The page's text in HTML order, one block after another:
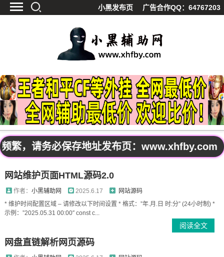
小黑发布页 广告合作QQ：64767203
精品软件
源码分享
资源宝库
影视解析
站内公告
，请务必保存地址发布页：www.xhfby.com 以
网站维护页面HTML源码2.0
作者： 小黑辅助网 2025.6.17
网站源码
* 维护时间配置区域 – 请修改以下时间设置 * 格式：”年.月.日 时:分” (24小时制) *
示例：”2025.05.31 00:00″ const c...
阅读全文
网盘直链解析网页源码